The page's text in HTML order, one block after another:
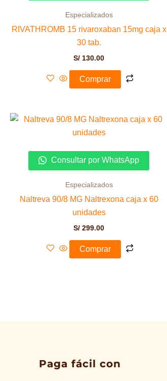
Especializados
RIVATHROMB 15 rivaroxaban 15mg caja x
30 tab.
S/ 130.00
Comprar
Consultar por WhatsApp
Especializados
Naltreva 90/8 MG Naltrexona caja x 60
unidades
S/ 299.00
Comprar
Paga fácil con